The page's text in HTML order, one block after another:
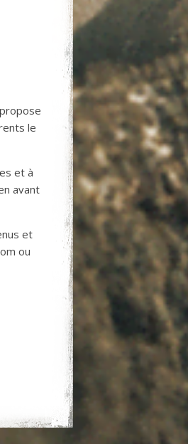
le
et à
avant
et
ou